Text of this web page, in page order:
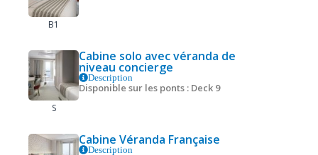
B1
S
Cabine solo avec véranda de
niveau concierge
Description
Disponible sur les ponts : Deck 9
Cabine Véranda Française
Description